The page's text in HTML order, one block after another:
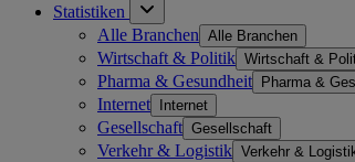
Statistiken
Alle Branchen Alle Branchen
Wirtschaft & Politik Wirtschaft &
Pharma & Gesundheit Pharma &
Internet Internet
Gesellschaft Gesellschaft
Verkehr & Logistik Verkehr &